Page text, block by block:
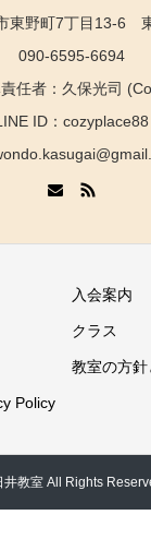
東野町7丁目13-6
090-6595-6694
任者：久保光司
ID：cozyplace88
入会案内
クラス
教室の方
Policy
教室 All Rights